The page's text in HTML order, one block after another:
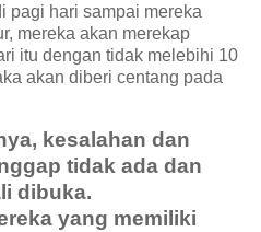
pagi hari sampai mereka
mereka akan merekap
itu dengan tidak melebihi 10
akan diberi centang pada
kesalahan dan
tidak ada dan
dibuka.
yang memiliki